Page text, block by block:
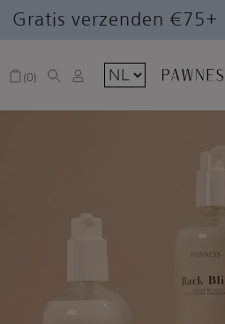
Gratis verzenden €75+
0